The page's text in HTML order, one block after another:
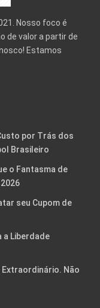
Nosso foco é
de valor a partir de
Estamos
por Trás dos
Brasileiro
o Fantasma de
seu Cupom de
a Liberdade
Extraordinário. Não